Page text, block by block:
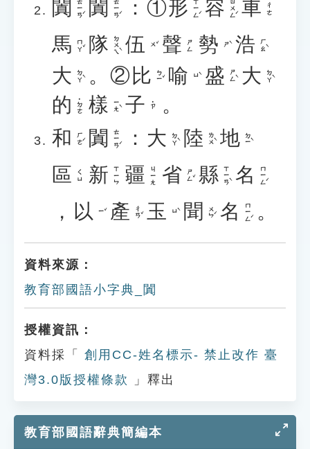
闐 ㄊㄧㄢˊ 闐 ㄊㄧㄢˊ ：①形 ㄒㄧㄥˊ 容 ㄖㄨㄥˊ 車 ㄔㄜ
馬 ㄇㄚˇ 隊 ㄉㄨㄟˋ 伍 ㄨˇ 聲 ㄕㄥ 勢 ㄕˋ 浩 ㄏㄠˋ
大 ㄉㄚˋ 。② 比 ㄅㄧˇ 喻 ㄩˋ 盛 ㄕㄥˋ 大 ㄉㄚˋ
的 ˙ㄉㄜ 樣 ㄧㄤˋ 子 ˙ㄗ
。
和 ㄏㄜˊ 闐 ㄊㄧㄢˊ ： 大 ㄉㄚˋ 陸 ㄌㄨˋ 地 ㄉㄧˋ
區 ㄑㄩ 新 ㄒㄧㄣ 疆 ㄐㄧㄤ 省 ㄕㄥˇ 縣 ㄒㄧㄢˋ 名 ㄇㄧㄥˊ
， 以 ㄧˇ 產 ㄔㄢˇ 玉 ㄩˋ 聞 ㄨㄣˊ 名 ㄇㄧㄥˊ 。
資料來源：
教育部國語小字典_闐
授權資訊：
資料採「
創用CC-姓名標示- 禁止改作 臺
灣3.0版授權條款
」釋出
教育部國語辭典簡編本